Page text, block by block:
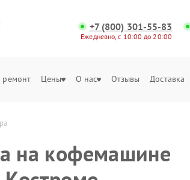
+7 (800) 301-55-83
Ежедневно, с 10:00 до 20:00
Цены О нас Отзывы Доставка
на кофемашине